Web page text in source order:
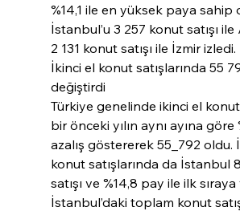
%14,1 ile en yüksek paya sahip
İstanbul’u 3 257 konut satışı
2 131 konut satışı ile İzmir izledi.
İkinci el konut satışlarında 55
değiştirdi
Türkiye genelinde ikinci el konut
bir önceki yılın aynı ayına göre
azalış göstererek 55_792 oldu.
konut satışlarında da İstanbul
satışı ve %14,8 pay ile ilk
İstanbul’daki toplam konut